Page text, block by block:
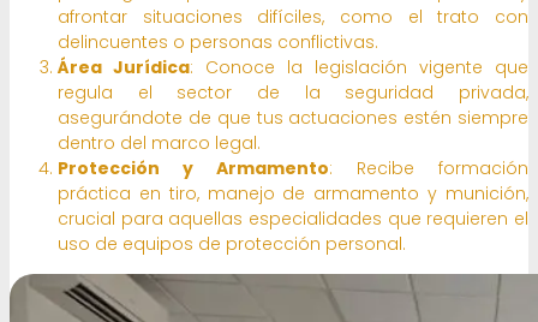
afrontar situaciones difíciles, como el trato con
delincuentes o personas conflictivas.
Área Jurídica: Conoce la legislación vigente que
regula el sector de la seguridad privada,
asegurándote de que tus actuaciones estén siempre
dentro del marco legal.
Protección y Armamento: Recibe formación
práctica en tiro, manejo de armamento y munición,
crucial para aquellas especialidades que requieren el
uso de equipos de protección personal.